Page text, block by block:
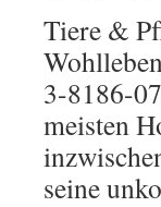
Tiere &
3-8186-
meisten
seine